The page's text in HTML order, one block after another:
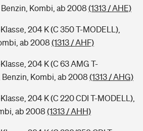
Benzin, Kombi, ab 2008 (1313 / AHE)
204 K (C 350 T-MODELL),
ab 2008 (1313 / AHF)
204 K (C 63 AMG T-
Benzin, Kombi, ab 2008 (1313 / AHG)
204 K (C 220 CDI T-MODELL),
ab 2008 (1313 / AHH)